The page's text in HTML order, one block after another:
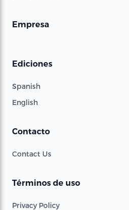
Empresa
Ediciones
Spanish
English
Contacto
Contact Us
Términos de uso
Privacy Policy